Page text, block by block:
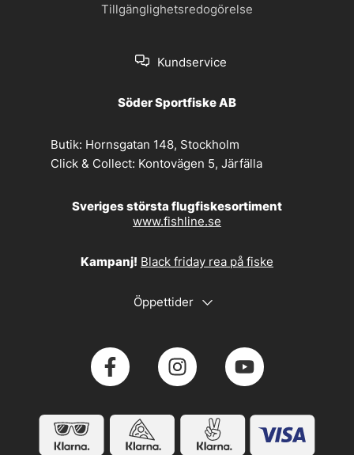
Tillgänglighetsredogörelse
Kundservice
Söder Sportfiske AB
Butik: Hornsgatan 148, Stockholm
Click & Collect: Kontovägen 5, Järfälla
Sveriges största flugfiskesortiment
www.fishline.se
Kampanj! Black friday rea på fiske
Öppettider